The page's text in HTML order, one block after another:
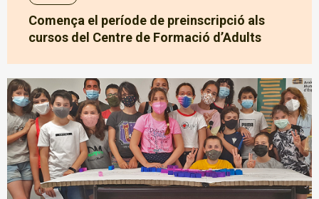
Comença el període de preinscripció als
cursos del Centre de Formació d’Adults